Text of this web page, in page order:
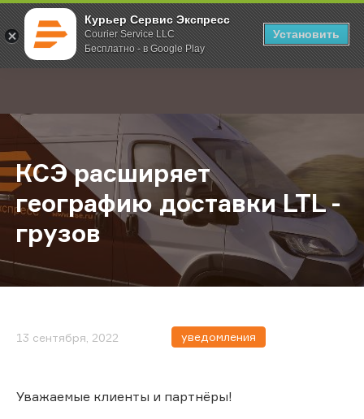
Курьер Сервис Экспресс
Courier Service LLC
Бесплатно - в Google Play
Установить
; Главная О компании Новости КСЭ расширяет географию
КСЭ расширяет
географию доставки LTL -
грузов
13 сентября, 2022 уведомления
Уважаемые клиенты и партнёры!